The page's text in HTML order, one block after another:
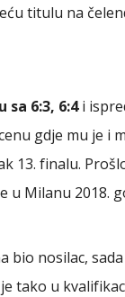
titulu na
sa 6:3, 6:4i
gdje mu je i
13. finalu.
u Milanu 2018.
bio nosilac,
tako u